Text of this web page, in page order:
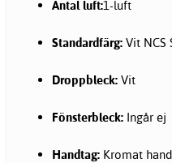
Antal luft:1-luft
Standardfärg: Vit NCS
Droppbleck: Vit
Fönsterbleck: Ingår ej
Handtag: Kromat